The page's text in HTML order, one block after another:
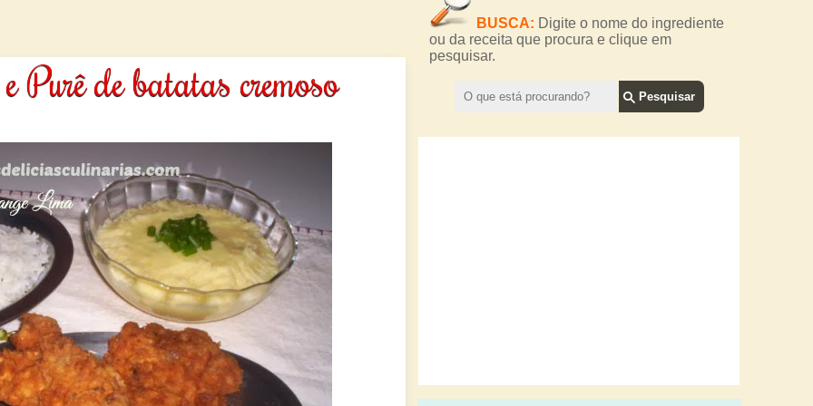
Purê de batatas cremoso
BUSCA: Digite o nome do ingrediente
ou da receita que procura e clique em
pesquisar.